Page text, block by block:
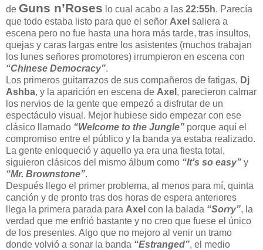
de Guns n’Roses lo cual acabo a las 22:55h. Parecía
que todo estaba listo para que el señor Axel saliera a
escena pero no fue hasta una hora más tarde, tras insultos,
quejas y caras largas entre los asistentes (muchos trabajan
los lunes señores promotores) irrumpieron en escena con
“Chinese Democracy”.
Los primeros guitarrazos de sus compañeros de fatigas, Dj
Ashba, y la aparición en escena de Axel , parecieron calmar
los nervios de la gente que empezó a disfrutar de un
espectáculo visual. Mejor hubiese sido empezar con ese
clásico llamado “Welcome to the Jungle” porque aquí el
compromiso entre el público y la banda ya estaba realizado.
La gente enloqueció y aquello ya era una fiesta total,
siguieron clásicos del mismo álbum como “It’s so easy” y
“Mr. Brownstone”.
Después llego el primer problema, al menos para mí, quinta
canción y de pronto tras dos horas de espera anteriores
llega la primera parada para Axel con la balada “Sorry”, la
verdad que me enfrió bastante y no creo que fuese el único
de los presentes. Algo que no mejoro al venir un tramo
donde volvió a sonar la banda “Estranged”, el medio